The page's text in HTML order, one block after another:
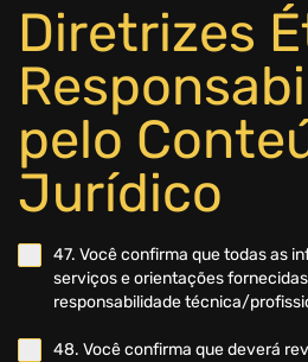
Diretrizes
pelo
Jurídico
47. Você confirma que todas as
serviços e orientações
responsabilidade técnica/
48. Você confirma que deverá